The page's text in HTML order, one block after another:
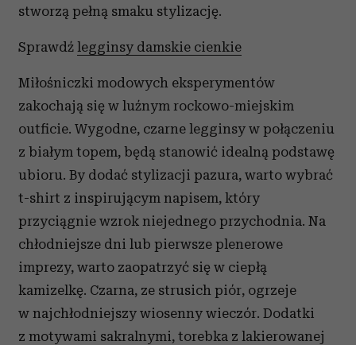
stworzą pełną smaku stylizację.
Sprawdź legginsy damskie cienkie
Miłośniczki modowych eksperymentów
zakochają się w luźnym rockowo-miejskim
outficie. Wygodne, czarne legginsy w połączeniu
z białym topem, będą stanowić idealną podstawę
ubioru. By dodać stylizacji pazura, warto wybrać
t-shirt z inspirującym napisem, który
przyciągnie wzrok niejednego przychodnia. Na
chłodniejsze dni lub pierwsze plenerowe
imprezy, warto zaopatrzyć się w ciepłą
kamizelkę. Czarna, ze strusich piór, ogrzeje
w najchłodniejszy wiosenny wieczór. Dodatki
z motywami sakralnymi, torebka z lakierowanej